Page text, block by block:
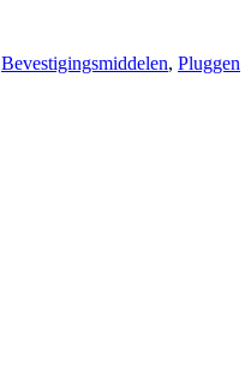
Bevestigingsmiddelen, Pluggen